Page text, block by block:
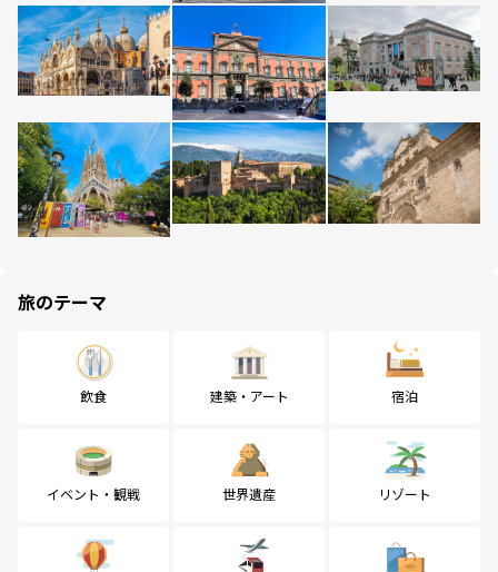
旅のテーマ
飲食 建築・アート 宿泊
イベント・観戦 世界遺産 リゾート